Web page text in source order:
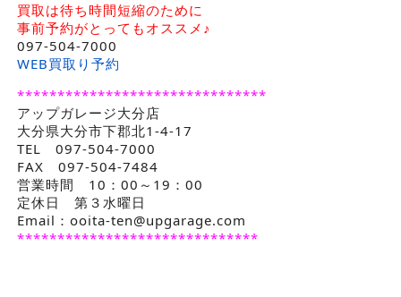
買取は待ち時間短縮のために
事前予約がとってもオススメ♪
097-504-7000
WEB買取り予約
*******************************
アップガレージ大分店
大分県大分市下郡北1-4-17
TEL 097-504-7000
FAX 097-504-7484
営業時間 10：00～19：00
定休日 第３水曜日
Email：ooita-ten@upgarage.com
******************************